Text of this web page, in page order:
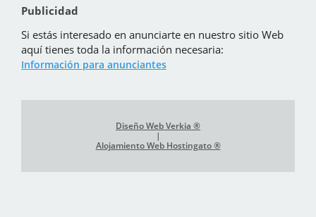
Publicidad
Si estás interesado en anunciarte en nuestro sitio Web
aquí tienes toda la información necesaria:
Información para anunciantes
Diseño Web Verkia ®
|
Alojamiento Web Hostingato ®